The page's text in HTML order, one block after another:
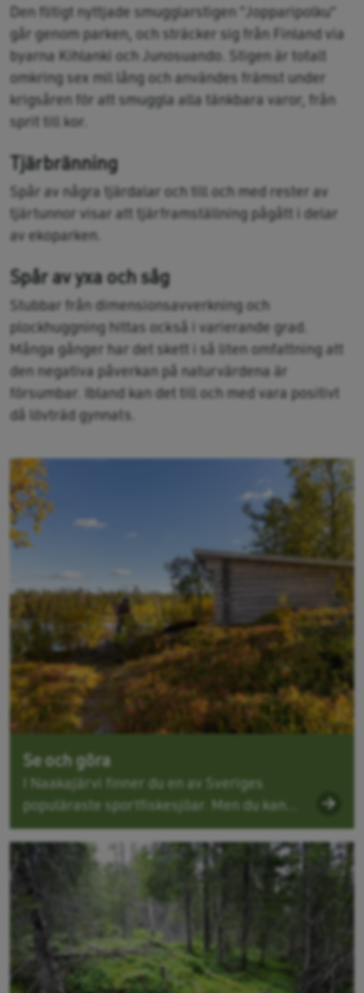
Den flitigt nyttjade smugglarstigen ”Jopparipolku”
går genom parken, och sträcker sig från Finland via
byarna Kihlanki och Junosuando. Stigen är totalt
omkring sex mil lång och användes främst under
krigsåren för att smuggla alla tänkbara varor, från
sprit till kor.
Tjärbränning
Spår av några tjärdalar och till och med rester av
tjärtunnor visar att tjärframställning pågått i delar
av ekoparken.
Spår av yxa och såg
Stubbar från dimensionsavverkning och
plockhuggning hittas också i varierande grad.
Många gånger har det skett i så liten omfattning att
den negativa påverkan på naturvärdena är
försumbar. Ibland kan det till och med vara positivt
då lövträd gynnats.
Se och göra
I Naakajärvi finner du en av Sveriges
populäraste sportfiskesjöar. Men du kan...